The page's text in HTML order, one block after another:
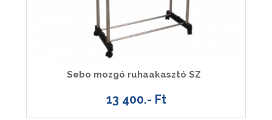
Sebo mozgó ruhaakasztó SZ
13 400.- Ft